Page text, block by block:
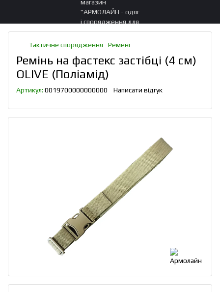
Тактичне спорядження Ремені
Ремінь на фастекс застібці (4 см)
OLIVE (Поліамід)
Артикул: 0019700000000000 Написати відгук